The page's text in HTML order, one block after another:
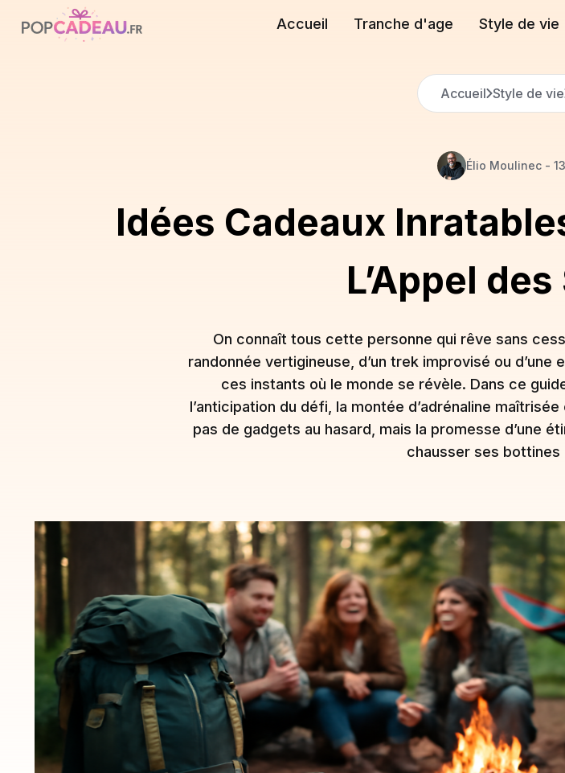
Accueil Tranche d'age Style de vie
Accueil Style de vie
Élio Moulinec -
Idées Cadeaux
L’Appel
On connaît tous cette personne qui rêve sans
randonnée vertigineuse, d’un trek improvisé ou
ces instants où le monde se révèle. Dans ce
l’anticipation du défi, la montée d’adrénaline
pas de gadgets au hasard, mais la promesse d’une
chausser ses bottines